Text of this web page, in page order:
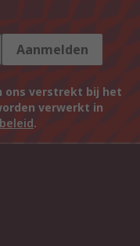
Aanmelden
ons verstrekt bij het
verwerkt in
.